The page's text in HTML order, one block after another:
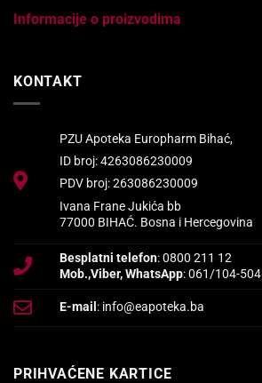
Informacije o proizvodima
KONTAKT
PZU Apoteka Europharm Bihać,
ID broj: 4263086230009
PDV broj: 263086230009
Ivana Frane Jukića bb
77000 BIHAĆ. Bosna i Hercegovina
Besplatni telefon: 0800 211 12
Mob.,Viber, WhatsApp: 061/104-504
E-mail : info@eapoteka.ba
PRIHVAĆENE KARTICE